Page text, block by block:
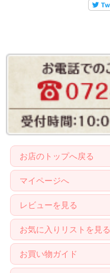
お店のトップへ戻る
マイページへ
レビューを見る
お気に入りリストを見る
お買い物ガイド